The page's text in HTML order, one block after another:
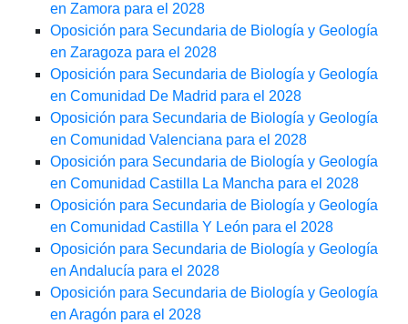
en Zamora para el 2028
Oposición para Secundaria de Biología y Geología
en Zaragoza para el 2028
Oposición para Secundaria de Biología y Geología
en Comunidad De Madrid para el 2028
Oposición para Secundaria de Biología y Geología
en Comunidad Valenciana para el 2028
Oposición para Secundaria de Biología y Geología
en Comunidad Castilla La Mancha para el 2028
Oposición para Secundaria de Biología y Geología
en Comunidad Castilla Y León para el 2028
Oposición para Secundaria de Biología y Geología
en Andalucía para el 2028
Oposición para Secundaria de Biología y Geología
en Aragón para el 2028